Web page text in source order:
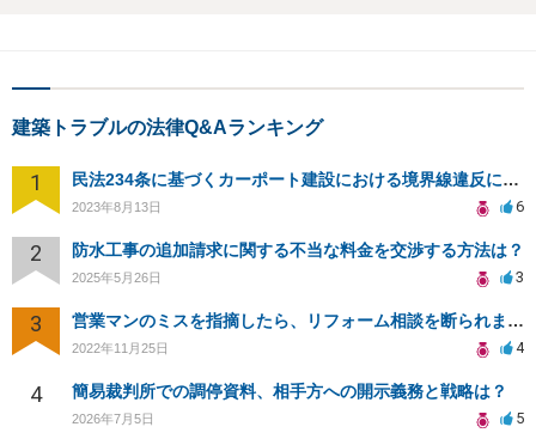
建築トラブルの法律Q&Aランキング
1 民法234条に基づくカーポート建設における境界線違反による損害賠償請求の可能性について
2023年8月13日 6
2 防水工事の追加請求に関する不当な料金を交渉する方法は？
2025年5月26日 3
3 営業マンのミスを指摘したら、リフォーム相談を断られました。
2022年11月25日 4
4 簡易裁判所での調停資料、相手方への開示義務と戦略は？
2026年7月5日 5